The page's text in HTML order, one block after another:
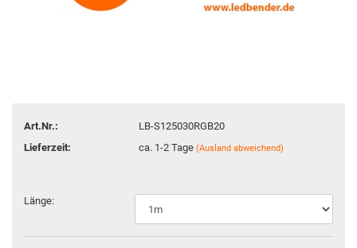
Art.Nr.:
LB-S125030RGB20
Lieferzeit:
ca. 1-2 Tage(Ausland abweichend)
Länge: